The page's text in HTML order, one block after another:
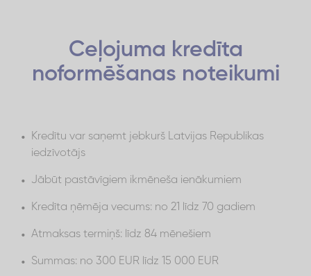
Ceļojuma kredīta
noformēšanas noteikumi
Kredītu var saņemt jebkurš Latvijas Republikas
iedzīvotājs
Jābūt pastāvīgiem ikmēneša ienākumiem
Kredīta ņēmēja vecums: no 21 līdz 70 gadiem
Atmaksas termiņš: līdz 84 mēnešiem
Summas: no 300 EUR līdz 15 000 EUR